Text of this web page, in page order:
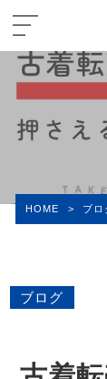
HOME > ブロ
ブログ